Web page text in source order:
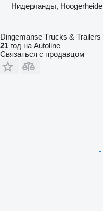
Нидерланды, Hoogerheide
Dingemanse Trucks & Trailers
21 год на Autoline
Связаться с продавцом